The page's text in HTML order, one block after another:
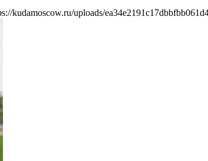
kudamoscow.ru/uploads/